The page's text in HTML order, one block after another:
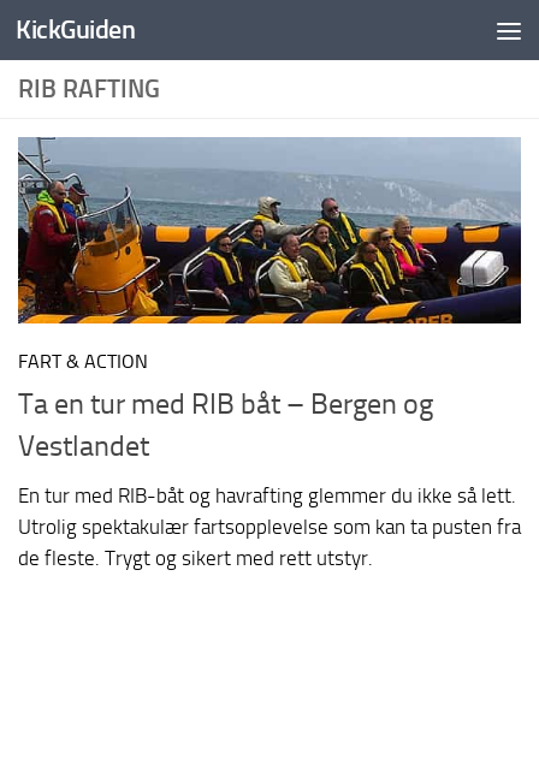
Skip to content
KickGuiden
RIB RAFTING
FART & ACTION
Ta en tur med RIB båt – Bergen og
Vestlandet
En tur med RIB-båt og havrafting glemmer du ikke så lett.
Utrolig spektakulær fartsopplevelse som kan ta pusten fra
de fleste. Trygt og sikert med rett utstyr.